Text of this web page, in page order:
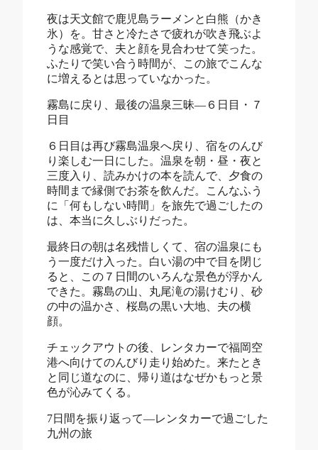
夜は天文館で鹿児島ラーメンと白熊（かき
氷）を。甘さと冷たさで疲れが吹き飛ぶよ
うな感覚で、夫と顔を見合わせて笑った。
ふたりで笑い合う時間が、この旅でこんな
に増えるとは思っていなかった。
霧島に戻り、最後の温泉三昧―６日目・７
日目
６日目は再び霧島温泉へ戻り、宿をのんび
り楽しむ一日にした。温泉を朝・昼・夜と
三度入り、読みかけの本を読んで、夕食の
時間まで縁側でお茶を飲んだ。こんなふう
に「何もしない時間」を旅先で過ごしたの
は、本当に久しぶりだった。
最終日の朝は名残惜しくて、宿の温泉にも
う一度だけ入った。白い湯の中で目を閉じ
ると、この７日間のいろんな景色が浮かん
できた。霧島の山、丸尾滝の湯けむり、砂
の中の温かさ、桜島の黒い大地、夫の横
顔。
チェックアウトの後、レンタカーで福岡空
港へ向けてのんびり走り始めた。来たとき
と同じ道なのに、帰り道はなぜかもっと景
色が沁みてくる。
7日間を振り返って―レンタカーで過ごした
九州の旅